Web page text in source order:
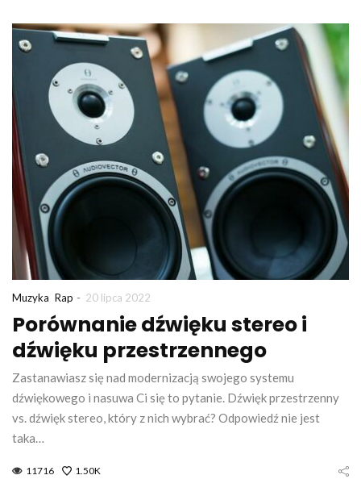
Muzyka Rap - 20 lipca 2022
Porównanie dźwięku stereo i
dźwięku przestrzennego
Zastanawiasz się nad modernizacją swojego systemu
dźwiękowego i nasuwa Ci się to pytanie. Dźwięk przestrzenny
vs. dźwięk stereo, który z nich wybrać? Odpowiedź nie jest
taka…
11716 1.50K